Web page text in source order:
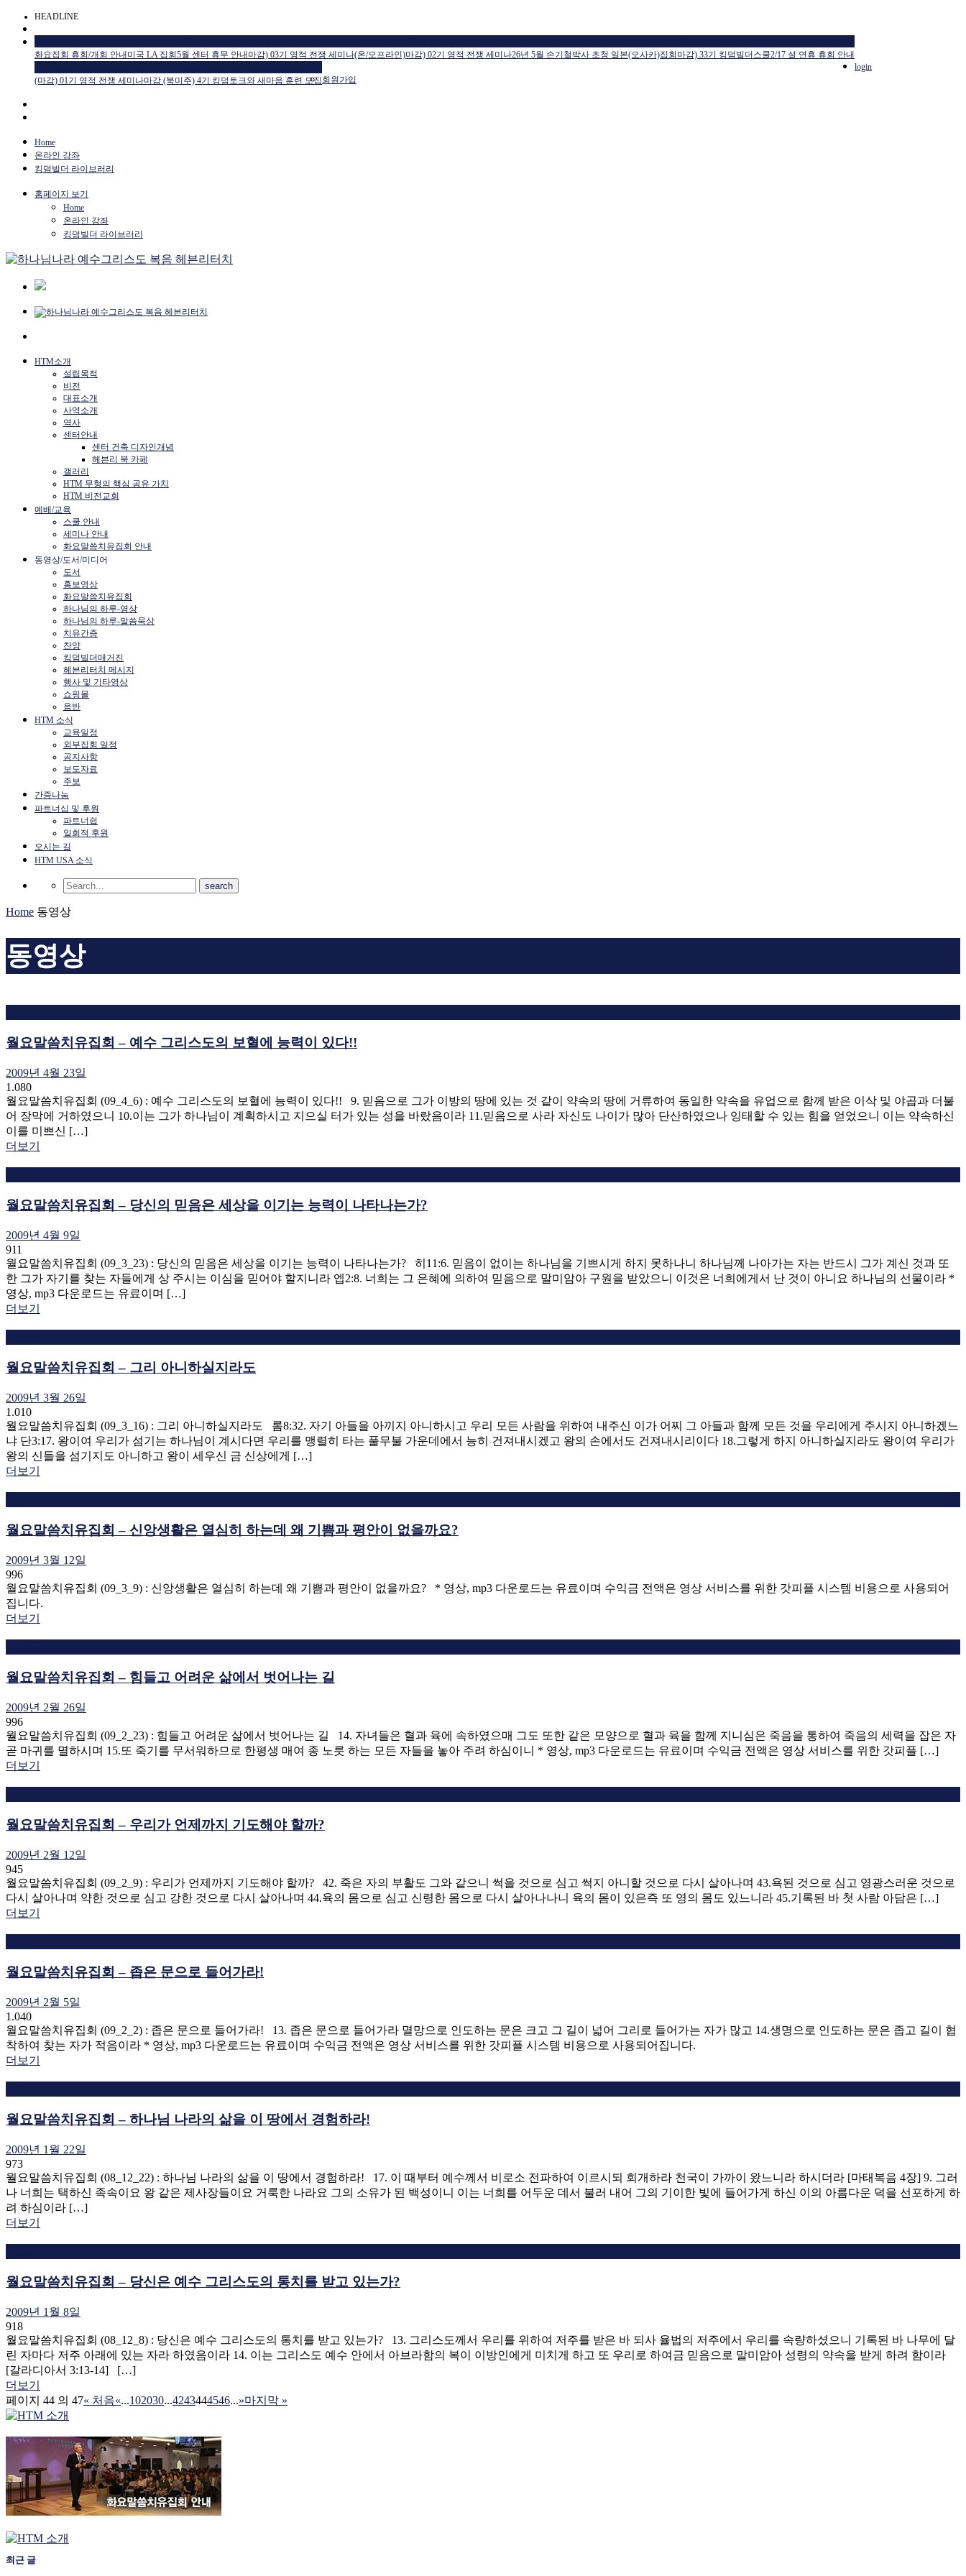
HEADLINE
화요집회 휴회/개회 안내 미국 LA 집회 5월 센터 휴무 안내 마감) 03기 영적 전쟁 세미나(온/오프라인)마감) 02기 영적 전쟁 세미나26년 5월 손기철박사 초청 일본(오사카)집회 마감) 33기 킹덤빌더스쿨2/17 설 연휴 휴회 안내
(마감) 01기 영적 전쟁 세미나마감 (북미주) 4기 킹덤토크와 새마음 훈련 모집
login
회원가입
Home
온라인 강좌
킹덤빌더 라이브러리
홈페이지 보기
Home
온라인 강좌
킹덤빌더 라이브러리
HTM소개
설립목적
비전
대표소개
사역소개
역사
센터안내
센터 건축 디자인개념
헤븐리 북 카페
갤러리
HTM 무형의 핵심 공유 가치
HTM 비전교회
예배/교육
스쿨 안내
세미나 안내
화요말씀치유집회 안내
동영상/도서/미디어
도서
홍보영상
화요말씀치유집회
하나님의 하루-영상
하나님의 하루-말씀묵상
치유간증
찬양
킹덤빌더매거진
헤븐리터치 메시지
행사 및 기타영상
쇼핑몰
음반
HTM 소식
교육일정
외부집회 일정
공지사항
보도자료
주보
간증나눔
파트너십 및 후원
파트너쉽
일회적 후원
오시는 길
HTM USA 소식
Home 동영상
동영상
월요말씀치유집회 – 예수 그리스도의 보혈에 능력이 있다!!
2009년 4월 23일
1.080
월요말씀치유집회 (09_4_6) : 예수 그리스도의 보혈에 능력이 있다!! 9. 믿음으로 그가 이방의 땅에 있는 것 같이 약속의 땅에 거류하여 동일한 약속을 유업으로 함께 받은 이삭 및 야곱과 더불
어 장막에 거하였으니 10.이는 그가 하나님이 계획하시고 지으실 터가 있는 성을 바랐음이라 11.믿음으로 사라 자신도 나이가 많아 단산하였으나 잉태할 수 있는 힘을 얻었으니 이는 약속하신
이를 미쁘신 […]
더보기
월요말씀치유집회 – 당신의 믿음은 세상을 이기는 능력이 나타나는가?
2009년 4월 9일
911
월요말씀치유집회 (09_3_23) : 당신의 믿음은 세상을 이기는 능력이 나타나는가? 히11:6. 믿음이 없이는 하나님을 기쁘시게 하지 못하나니 하나님께 나아가는 자는 반드시 그가 계신 것과 또
한 그가 자기를 찾는 자들에게 상 주시는 이심을 믿어야 할지니라 엡2:8. 너희는 그 은혜에 의하여 믿음으로 말미암아 구원을 받았으니 이것은 너희에게서 난 것이 아니요 하나님의 선물이라 *
영상, mp3 다운로드는 유료이며 […]
더보기
월요말씀치유집회 – 그리 아니하실지라도
2009년 3월 26일
1.010
월요말씀치유집회 (09_3_16) : 그리 아니하실지라도 롬8:32. 자기 아들을 아끼지 아니하시고 우리 모든 사람을 위하여 내주신 이가 어찌 그 아들과 함께 모든 것을 우리에게 주시지 아니하겠느
냐 단3:17. 왕이여 우리가 섬기는 하나님이 계시다면 우리를 맹렬히 타는 풀무불 가운데에서 능히 건져내시겠고 왕의 손에서도 건져내시리이다 18.그렇게 하지 아니하실지라도 왕이여 우리가
왕의 신들을 섬기지도 아니하고 왕이 세우신 금 신상에게 […]
더보기
월요말씀치유집회 – 신앙생활은 열심히 하는데 왜 기쁨과 평안이 없을까요?
2009년 3월 12일
996
월요말씀치유집회 (09_3_9) : 신앙생활은 열심히 하는데 왜 기쁨과 평안이 없을까요? * 영상, mp3 다운로드는 유료이며 수익금 전액은 영상 서비스를 위한 갓피플 시스템 비용으로 사용되어
집니다.
더보기
월요말씀치유집회 – 힘들고 어려운 삶에서 벗어나는 길
2009년 2월 26일
996
월요말씀치유집회 (09_2_23) : 힘들고 어려운 삶에서 벗어나는 길 14. 자녀들은 혈과 육에 속하였으매 그도 또한 같은 모양으로 혈과 육을 함께 지니심은 죽음을 통하여 죽음의 세력을 잡은 자
곧 마귀를 멸하시며 15.또 죽기를 무서워하므로 한평생 매여 종 노릇 하는 모든 자들을 놓아 주려 하심이니 * 영상, mp3 다운로드는 유료이며 수익금 전액은 영상 서비스를 위한 갓피플 […]
더보기
월요말씀치유집회 – 우리가 언제까지 기도해야 할까?
2009년 2월 12일
945
월요말씀치유집회 (09_2_9) : 우리가 언제까지 기도해야 할까? 42. 죽은 자의 부활도 그와 같으니 썩을 것으로 심고 썩지 아니할 것으로 다시 살아나며 43.욕된 것으로 심고 영광스러운 것으로
다시 살아나며 약한 것으로 심고 강한 것으로 다시 살아나며 44.육의 몸으로 심고 신령한 몸으로 다시 살아나나니 육의 몸이 있은즉 또 영의 몸도 있느니라 45.기록된 바 첫 사람 아담은 […]
더보기
월요말씀치유집회 – 좁은 문으로 들어가라!
2009년 2월 5일
1.040
월요말씀치유집회 (09_2_2) : 좁은 문으로 들어가라! 13. 좁은 문으로 들어가라 멸망으로 인도하는 문은 크고 그 길이 넓어 그리로 들어가는 자가 많고 14.생명으로 인도하는 문은 좁고 길이 협
착하여 찾는 자가 적음이라 * 영상, mp3 다운로드는 유료이며 수익금 전액은 영상 서비스를 위한 갓피플 시스템 비용으로 사용되어집니다.
더보기
월요말씀치유집회 – 하나님 나라의 삶을 이 땅에서 경험하라!
2009년 1월 22일
973
월요말씀치유집회 (08_12_22) : 하나님 나라의 삶을 이 땅에서 경험하라! 17. 이 때부터 예수께서 비로소 전파하여 이르시되 회개하라 천국이 가까이 왔느니라 하시더라 [마태복음 4장] 9. 그러
나 너희는 택하신 족속이요 왕 같은 제사장들이요 거룩한 나라요 그의 소유가 된 백성이니 이는 너희를 어두운 데서 불러 내어 그의 기이한 빛에 들어가게 하신 이의 아름다운 덕을 선포하게 하
려 하심이라 […]
더보기
월요말씀치유집회 – 당신은 예수 그리스도의 통치를 받고 있는가?
2009년 1월 8일
918
월요말씀치유집회 (08_12_8) : 당신은 예수 그리스도의 통치를 받고 있는가? 13. 그리스도께서 우리를 위하여 저주를 받은 바 되사 율법의 저주에서 우리를 속량하셨으니 기록된 바 나무에 달
린 자마다 저주 아래에 있는 자라 하였음이라 14. 이는 그리스도 예수 안에서 아브라함의 복이 이방인에게 미치게 하고 또 우리로 하여금 믿음으로 말미암아 성령의 약속을 받게 하려 함이라
[갈라디아서 3:13-14] […]
더보기
페이지 44 의 47« 처음«...102030...4243444546...»마지막 »
최근 글